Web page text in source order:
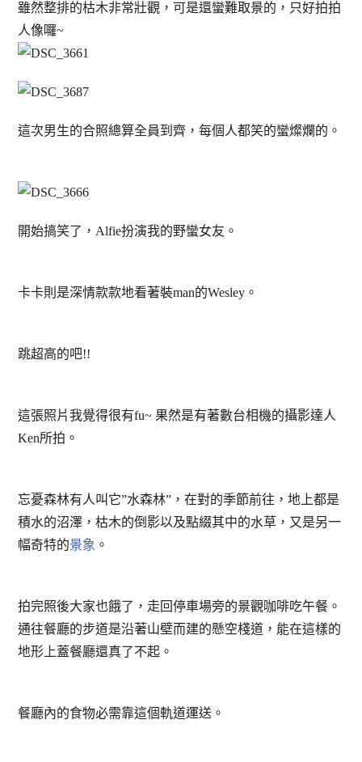
雖然整排的枯木非常壯觀，可是還蠻難取景的，只好拍拍
人像囉~
這次男生的合照總算全員到齊，每個人都笑的蠻燦爛的。
開始搞笑了，Alfie扮演我的野蠻女友。
卡卡則是深情款款地看著裝man的Wesley。
跳超高的吧!!
這張照片我覺得很有fu~ 果然是有著數台相機的攝影達人
Ken所拍。
忘憂森林有人叫它”水森林”，在對的季節前往，地上都是
積水的沼澤，枯木的倒影以及點綴其中的水草，又是另一
幅奇特的景象 。
拍完照後大家也餓了，走回停車場旁的景觀咖啡吃午餐。
通往餐廳的步道是沿著山壁而建的懸空棧道，能在這樣的
地形上蓋餐廳還真了不起。
餐廳內的食物必需靠這個軌道運送。